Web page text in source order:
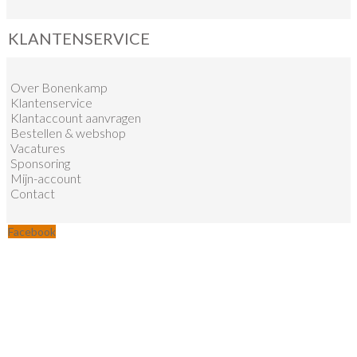
KLANTENSERVICE
Over Bonenkamp
Klantenservice
Klantaccount aanvragen
Bestellen & webshop
Vacatures
Sponsoring
Mijn-account
Contact
Facebook